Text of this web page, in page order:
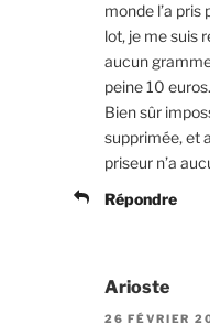
monde l’a
lot, je me suis
aucun
peine 10 euros.
Bien sûr
supprimée, et
priseur n’a
Répondre
Arioste
26 FÉVRIER